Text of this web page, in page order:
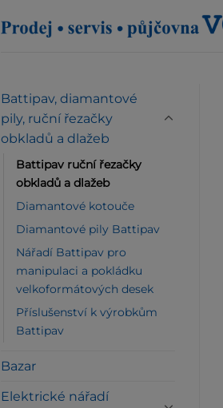
Battipav, diamantové
pily, ruční řezačky
obkladů a dlažeb
Battipav ruční řezačky
obkladů a dlažeb
Diamantové kotouče
Diamantové pily Battipav
Nářadí Battipav pro
manipulaci a pokládku
velkoformátových desek
Příslušenství k výrobkům
Battipav
Bazar
Elektrické nářadí